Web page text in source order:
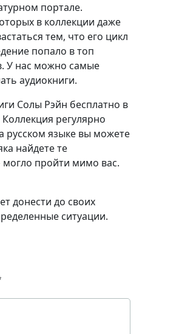
портале.
в коллекции даже
тем, что его цикл
попало в топ
У нас можно самые
аудиокниги.
Солы Рэйн бесплатно в
регулярно
русском языке вы можете
найдете те
могло пройти мимо вас.
донести до своих
ситуации.